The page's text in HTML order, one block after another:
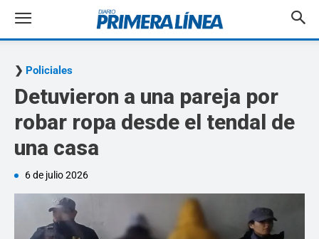
Policiales
Detuvieron a una pareja por
robar ropa desde el tendal de
una casa
6 de julio 2026